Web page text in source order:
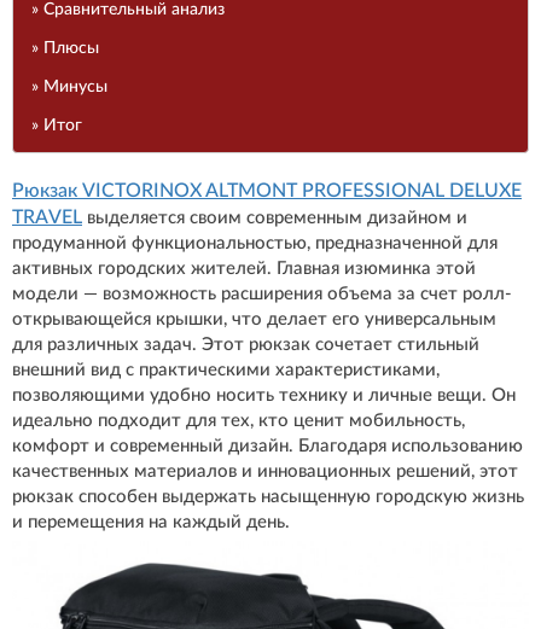
» Сравнительный анализ
» Плюсы
» Минусы
» Итог
Рюкзак VICTORINOX ALTMONT PROFESSIONAL DELUXE
TRAVEL выделяется своим современным дизайном и
продуманной функциональностью, предназначенной для
активных городских жителей. Главная изюминка этой
модели — возможность расширения объема за счет ролл-
открывающейся крышки, что делает его универсальным
для различных задач. Этот рюкзак сочетает стильный
внешний вид с практическими характеристиками,
позволяющими удобно носить технику и личные вещи. Он
идеально подходит для тех, кто ценит мобильность,
комфорт и современный дизайн. Благодаря использованию
качественных материалов и инновационных решений, этот
рюкзак способен выдержать насыщенную городскую жизнь
и перемещения на каждый день.